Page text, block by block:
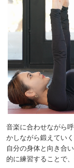
音楽に合わせながら
かしながら鍛えていく
自分の身体と向き合
的に練習することで